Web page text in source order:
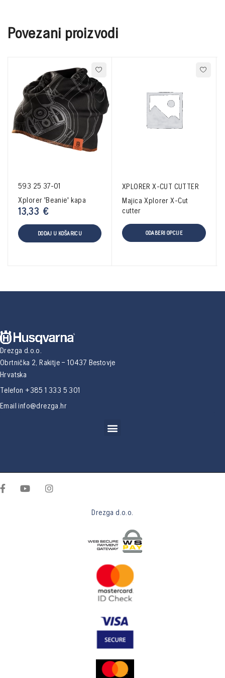
Povezani proizvodi
593 25 37-01
Xplorer 'Beanie' kapa
13,33€
DODAJ U KOŠARICU
XPLORER X-CUT CUTTER
Majica Xplorer X-Cut
cutter
ODABERI OPCIJE
Drezga d.o.o.
Obrtnička 2, Rakitje – 10437 Bestovje
Hrvatska
Telefon +385 1 333 5 301
Emailinfo@drezga.hr
Drezga d.o.o.